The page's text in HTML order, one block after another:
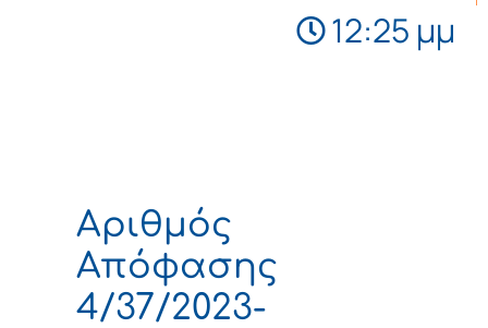
12:25 μμ
Αριθμός
Απόφασης
4/37/2023-